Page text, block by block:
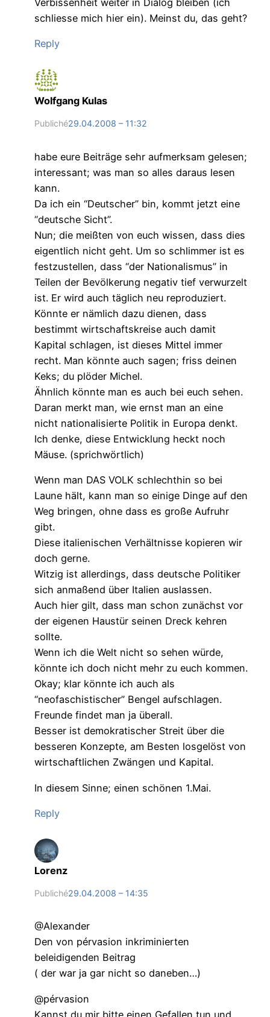
Verbissenheit weiter in Dialog bleiben (ich
schliesse mich hier ein). Meinst du, das geht?
Reply
Wolfgang Kulas
Publiché29.04.2008 – 11:32
habe eure Beiträge sehr aufmerksam gelesen;
interessant; was man so alles daraus lesen
kann.
Da ich ein “Deutscher” bin, kommt jetzt eine
“deutsche Sicht”.
Nun; die meißten von euch wissen, dass dies
eigentlich nicht geht. Um so schlimmer ist es
festzustellen, dass “der Nationalismus” in
Teilen der Bevölkerung negativ tief verwurzelt
ist. Er wird auch täglich neu reproduziert.
Könnte er nämlich dazu dienen, dass
bestimmt wirtschaftskreise auch damit
Kapital schlagen, ist dieses Mittel immer
recht. Man könnte auch sagen; friss deinen
Keks; du plöder Michel.
Ähnlich könnte man es auch bei euch sehen.
Daran merkt man, wie ernst man an eine
nicht nationalisierte Politik in Europa denkt.
Ich denke, diese Entwicklung heckt noch
Mäuse. (sprichwörtlich)
Wenn man DAS VOLK schlechthin so bei
Laune hält, kann man so einige Dinge auf den
Weg bringen, ohne dass es große Aufruhr
gibt.
Diese italienischen Verhältnisse kopieren wir
doch gerne.
Witzig ist allerdings, dass deutsche Politiker
sich anmaßend über Italien auslassen.
Auch hier gilt, dass man schon zunächst vor
der eigenen Haustür seinen Dreck kehren
sollte.
Wenn ich die Welt nicht so sehen würde,
könnte ich doch nicht mehr zu euch kommen.
Okay; klar könnte ich auch als
“neofaschistischer” Bengel aufschlagen.
Freunde findet man ja überall.
Besser ist demokratischer Streit über die
besseren Konzepte, am Besten losgelöst von
wirtschaftlichen Zwängen und Kapital.
In diesem Sinne; einen schönen 1.Mai.
Reply
Lorenz
Publiché29.04.2008 – 14:35
@Alexander
Den von pérvasion inkriminierten
beleidigenden Beitrag
( der war ja gar nicht so daneben…)
@pérvasion
Kannst du mir bitte einen Gefallen tun und